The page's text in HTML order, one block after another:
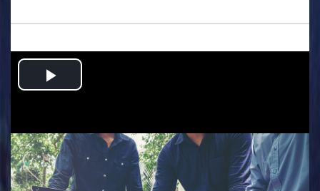
Play